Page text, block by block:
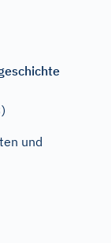
und